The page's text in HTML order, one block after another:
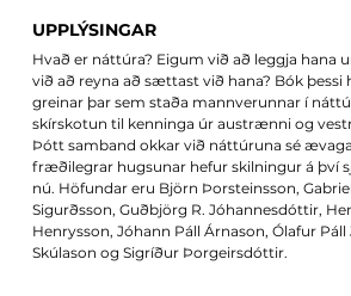
UPPLÝSINGAR
Hvað er náttúra? Eigum við að leggja hana
við að reyna að sættast við hana? Bók þessi
greinar þar sem staða mannverunnar í
skírskotun til kenninga úr austrænni og
Þótt samband okkar við náttúruna sé
fræðilegrar hugsunar hefur skilningur á því
nú. Höfundar eru Björn Þorsteinsson,
Sigurðsson, Guðbjörg R. Jóhannesdóttir,
Henrysson, Jóhann Páll Árnason, Ólafur Páll
Skúlason og Sigríður Þorgeirsdóttir.